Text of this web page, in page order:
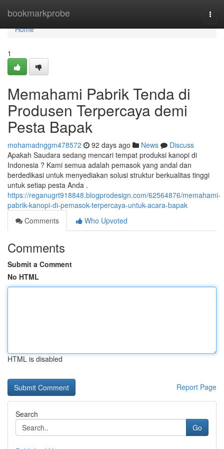
bookmarkprobe
Home
Home
1
Memahami Pabrik Tenda di
Produsen Terpercaya demi
Pesta Bapak
mohamadnggm478572 92 days ago News
Discuss
Apakah Saudara sedang mencari tempat produksi kanopi di
Indonesia ? Kami semua adalah pemasok yang andal dan
berdedikasi untuk menyediakan solusi struktur berkualitas tinggi
untuk setiap pesta Anda .
https://reganugrt918848.blogprodesign.com/62564876/memahami-
pabrik-kanopi-di-pemasok-terpercaya-untuk-acara-bapak
Comments
Who Upvoted
Comments
Submit a Comment
No HTML
HTML is disabled
Report Page
Search
Go